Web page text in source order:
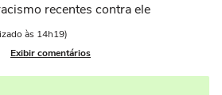
recentes contra ele
às 14h19)
Exibir comentários